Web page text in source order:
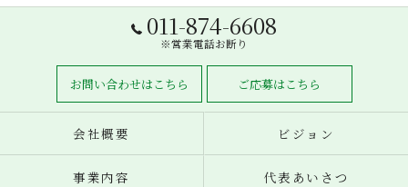
011-874-6608
※営業電話お断り
お問い合わせはこちら ご応募はこちら
会社概要 ビジョン
事業内容 代表あいさつ